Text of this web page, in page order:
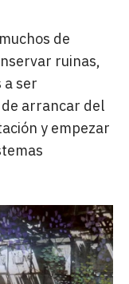
de
ruinas,
a ser
arrancar del
y empezar